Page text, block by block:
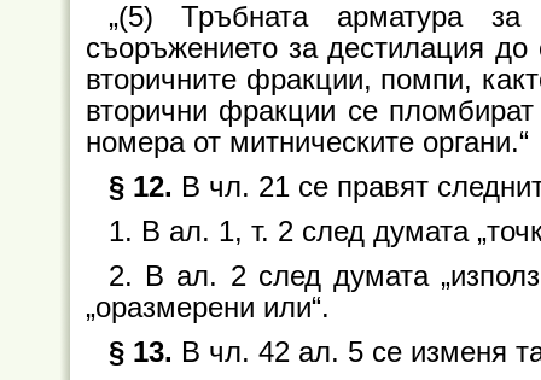
„(5) Тръбната арматура
съоръжението за дестилация до
вторичните фракции, помпи,
вторични фракции се
номера от митническите органи.“
§ 12. В чл. 21 се правят
1. В ал. 1, т. 2 след думата
2. В ал. 2 след думата
„оразмерени или“.
§ 13. В чл. 42 ал. 5 се изменя